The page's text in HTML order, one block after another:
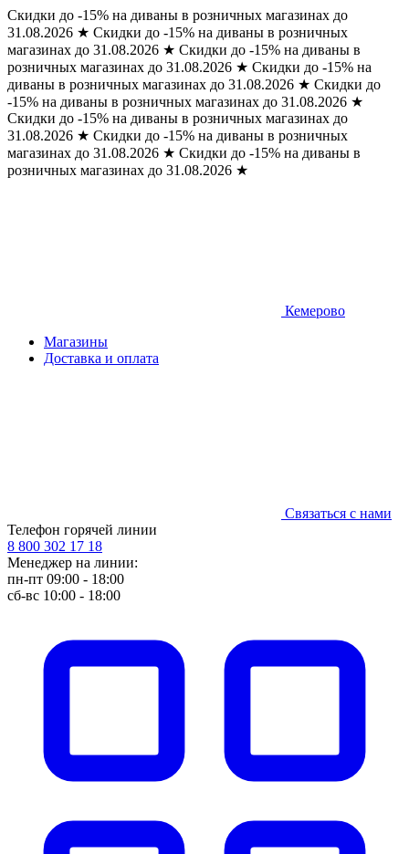
Скидки до -15% на диваны в розничных магазинах до
31.08.2026 ★ Скидки до -15% на диваны в розничных
магазинах до 31.08.2026 ★ Скидки до -15% на диваны в
розничных магазинах до 31.08.2026 ★ Скидки до -15% на
диваны в розничных магазинах до 31.08.2026 ★ Скидки до
-15% на диваны в розничных магазинах до 31.08.2026 ★
Скидки до -15% на диваны в розничных магазинах до
31.08.2026 ★ Скидки до -15% на диваны в розничных
магазинах до 31.08.2026 ★ Скидки до -15% на диваны в
розничных магазинах до 31.08.2026 ★
Кемерово
Магазины
Доставка и оплата
Связаться с нами
Телефон горячей линии
8 800 302 17 18
Менеджер на линии:
пн-пт 09:00 - 18:00
сб-вс 10:00 - 18:00